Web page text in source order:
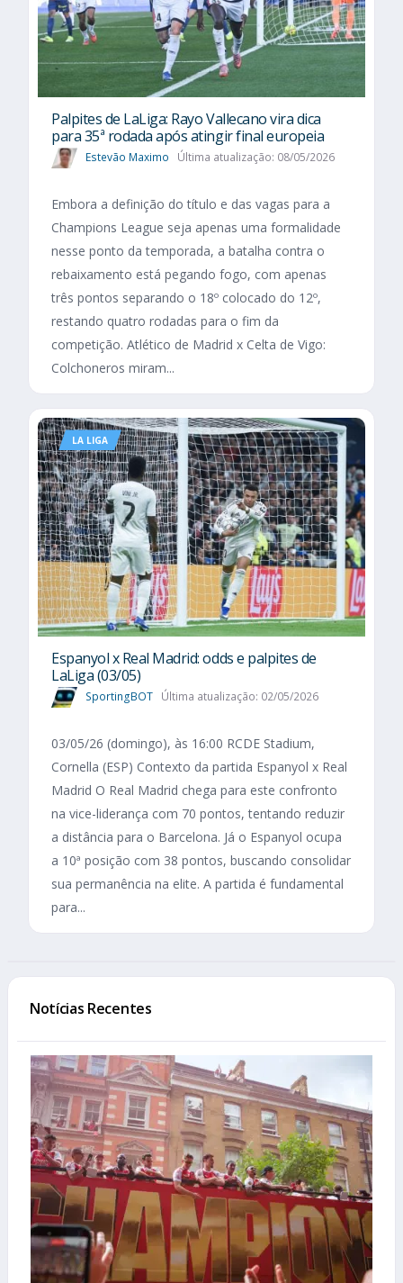
Palpites de LaLiga: Rayo Vallecano vira dica
para 35ª rodada após atingir final europeia
Estevão Maximo Última atualização: 08/05/2026
Embora a definição do título e das vagas para a
Champions League seja apenas uma formalidade
nesse ponto da temporada, a batalha contra o
rebaixamento está pegando fogo, com apenas
três pontos separando o 18º colocado do 12º,
restando quatro rodadas para o fim da
competição. Atlético de Madrid x Celta de Vigo:
Colchoneros miram...
LA LIGA
Espanyol x Real Madrid: odds e palpites de
LaLiga (03/05)
SportingBOT Última atualização: 02/05/2026
03/05/26 (domingo), às 16:00 RCDE Stadium,
Cornella (ESP) Contexto da partida Espanyol x Real
Madrid O Real Madrid chega para este confronto
na vice-liderança com 70 pontos, tentando reduzir
a distância para o Barcelona. Já o Espanyol ocupa
a 10ª posição com 38 pontos, buscando consolidar
sua permanência na elite. A partida é fundamental
para...
Notícias Recentes